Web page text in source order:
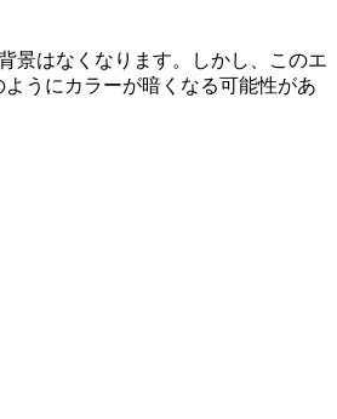
景はなくなります。しかし、このエ
ようにカラーが暗くなる可能性があ